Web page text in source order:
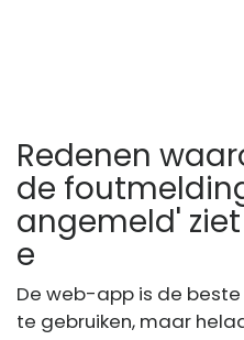
Redenen
de
angemeld'
e
De web-app is de
te gebruiken, maar